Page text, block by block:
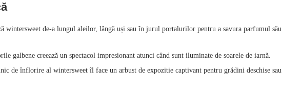
wintersweet de-a lungul aleilor, lângă uși sau în jurul portalurilor pentru a savura parfumul său
galbene creează un spectacol impresionant atunci când sunt iluminate de soarele de iarnă.
de înflorire al wintersweet îl face un arbust de expozitie captivant pentru grădini deschise sau